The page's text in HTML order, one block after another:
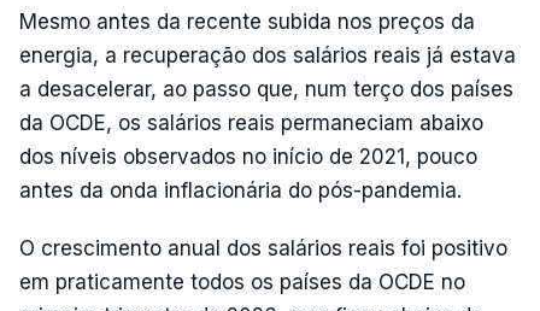
Mesmo antes da recente subida nos preços da
energia, a recuperação dos salários reais já estava
a desacelerar, ao passo que, num terço dos países
da OCDE, os salários reais permaneciam abaixo
dos níveis observados no início de 2021, pouco
antes da onda inflacionária do pós-pandemia.
O crescimento anual dos salários reais foi positivo
em praticamente todos os países da OCDE no